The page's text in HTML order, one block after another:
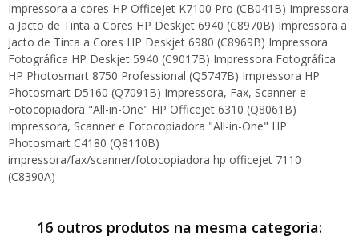
Impressora a cores HP Officejet K7100 Pro (CB041B) Impressora
a Jacto de Tinta a Cores HP Deskjet 6940 (C8970B) Impressora a
Jacto de Tinta a Cores HP Deskjet 6980 (C8969B) Impressora
Fotográfica HP Deskjet 5940 (C9017B) Impressora Fotográfica
HP Photosmart 8750 Professional (Q5747B) Impressora HP
Photosmart D5160 (Q7091B) Impressora, Fax, Scanner e
Fotocopiadora "All-in-One" HP Officejet 6310 (Q8061B)
Impressora, Scanner e Fotocopiadora "All-in-One" HP
Photosmart C4180 (Q8110B)
impressora/fax/scanner/fotocopiadora hp officejet 7110
(C8390A)
16 outros produtos na mesma categoria: